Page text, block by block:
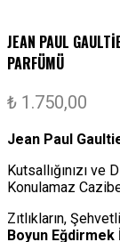
JEAN PAUL
PARFÜMÜ
₺ 1.750,00
Jean Paul
Kutsallığınızı ve
Konulamaz
Zıtlıkların,
Boyun